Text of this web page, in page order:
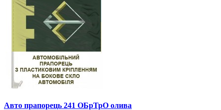
Авто прапорець 241 ОБрТрО олива